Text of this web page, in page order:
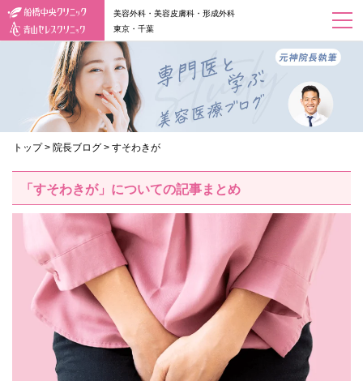
美容外科・美容皮膚科・形成外科
東京・千葉
トップ > 院長ブログ > すそわきが
「すそわきが」についての記事まとめ